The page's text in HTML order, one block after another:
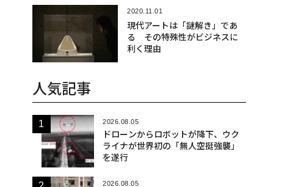
2020.11.01
現代アートは「謎解き」であ
る その特殊性がビジネスに
利く理由
人気記事
2026.08.05
ドローンからロボットが降下、ウク
ライナが世界初の「無人空挺強襲」
を遂行
2026.08.05